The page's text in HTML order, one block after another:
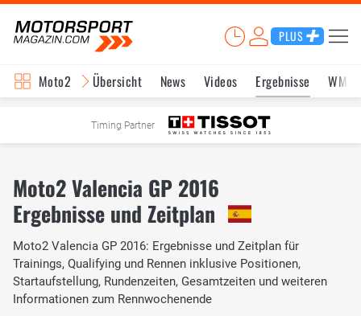
PLUS
Moto2 Übersicht News Videos Ergebnisse WM-
Timing Partner
Moto2 Valencia GP 2016
Ergebnisse und Zeitplan
Moto2 Valencia GP 2016: Ergebnisse und Zeitplan für
Trainings, Qualifying und Rennen inklusive Positionen,
Startaufstellung, Rundenzeiten, Gesamtzeiten und weiteren
Informationen zum Rennwochenende